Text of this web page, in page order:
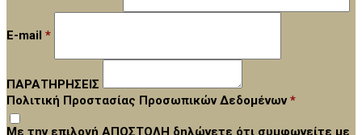
E-mail *
ΠΑΡΑΤΗΡΗΣΕΙΣ
Πολιτική Προστασίας Προσωπικών Δεδομένων*
Με την επιλογή ΑΠΟΣΤΟΛΗ δηλώνετε ότι συμφωνείτε με